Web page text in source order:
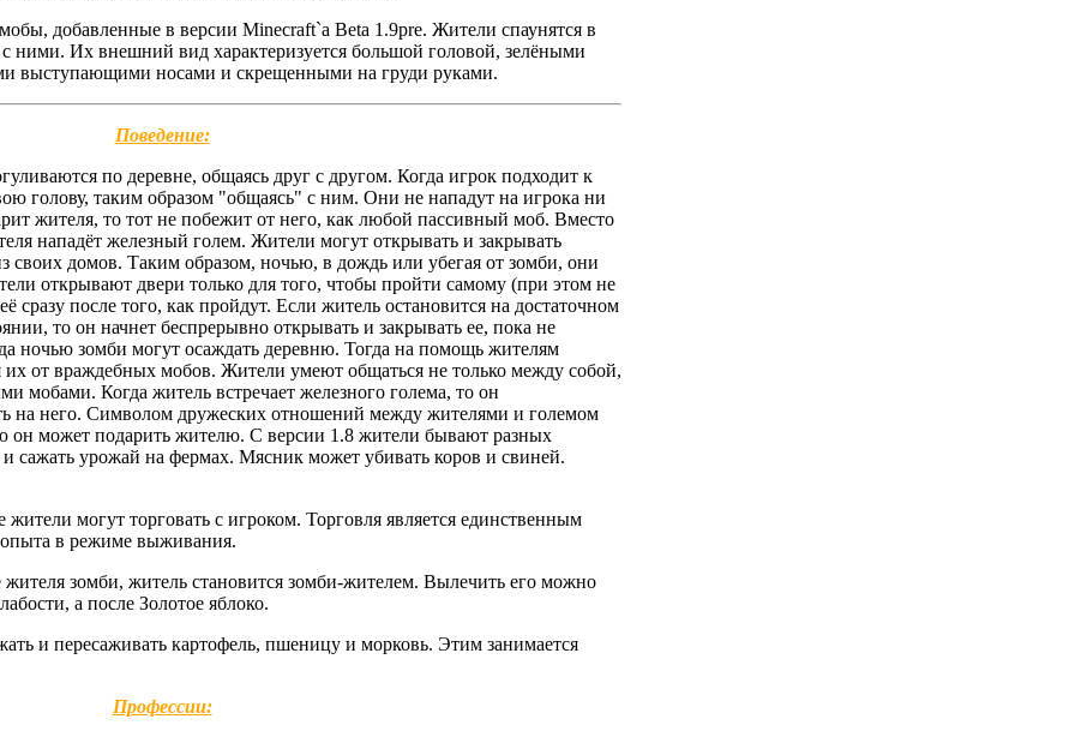
добавленные в версии Minecraft`a Beta 1.9pre. Жители спаунятся в
ними. Их внешний вид характеризуется большой головой, зелёными
выступающими носами и скрещенными на груди руками.
Поведение:
по деревне, общаясь друг с другом. Когда игрок подходит к
голову, таким образом "общаясь" с ним. Они не нападут на игрока ни
жителя, то тот не побежит от него, как любой пассивный моб. Вместо
нападёт железный голем. Жители могут открывать и закрывать
своих домов. Таким образом, ночью, в дождь или убегая от зомби, они
открывают двери только для того, чтобы пройти самому (при этом не
сразу после того, как пройдут. Если житель остановится на достаточном
то он начнет беспрерывно открывать и закрывать ее, пока не
ночью зомби могут осаждать деревню. Тогда на помощь жителям
от враждебных мобов. Жители умеют общаться не только между собой,
мобами. Когда житель встречает железного голема, то он
на него. Символом дружеских отношений между жителями и големом
он может подарить жителю. С версии 1.8 жители бывают разных
сажать урожай на фермах. Мясник может убивать коров и свиней.
могут торговать с игроком. Торговля является единственным
в режиме выживания.
зомби, житель становится зомби-жителем. Вылечить его можно
а после Золотое яблоко.
и пересаживать картофель, пшеницу и морковь. Этим занимается
Профессии: